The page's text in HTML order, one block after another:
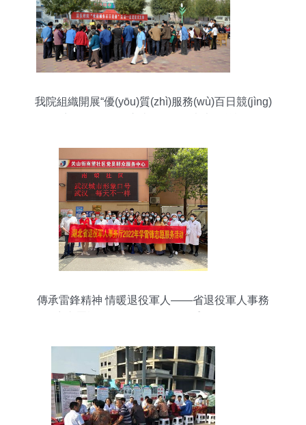
我院組織開展“優(yōu)質(zhì)服務(wù)百日競(jìng)
傳承雷鋒精神 情暖退役軍人——省退役軍人事務